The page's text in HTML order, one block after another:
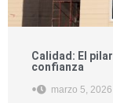
Calidad: El
confianza
• marzo 5, 2026